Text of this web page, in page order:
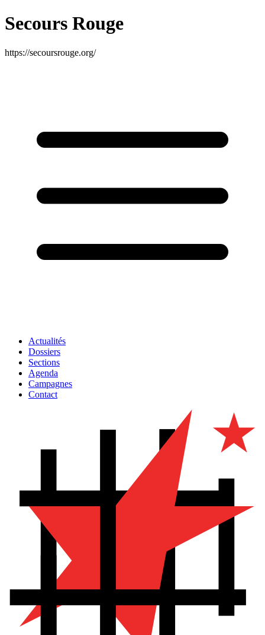
Secours Rouge
https://secoursrouge.org/
Actualités
Dossiers
Sections
Agenda
Campagnes
Contact